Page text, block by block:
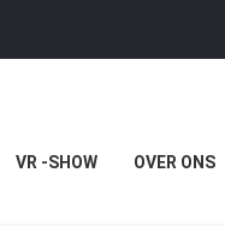
VR -SHOW OVER ONS